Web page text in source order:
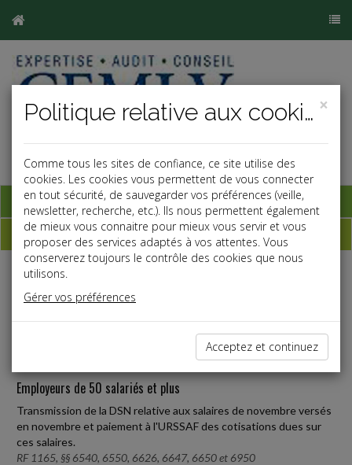
Base documentaire
Échéancier
Échéancier : décembre
Employeurs de 50 salariés et plus
Transmission de la DSN relative aux salaires de novembre versés
en novembre et paiement à l'URSSAF des cotisations dues sur
ces salaires.
RF 1165, §§ 6540, 6550, 6626, 6647, 6650 et 6950
×
Politique relative aux cookies
Comme tous les sites de confiance, ce site utilise des
cookies. Les cookies vous permettent de vous connecter
en tout sécurité, de sauvegarder vos préférences (veille,
newsletter, recherche, etc.). Ils nous permettent également
de mieux vous connaitre pour mieux vous servir et vous
proposer des services adaptés à vos attentes. Vous
conserverez toujours le contrôle des cookies que nous
utilisons.
Gérer vos préférences
Acceptez et continuez